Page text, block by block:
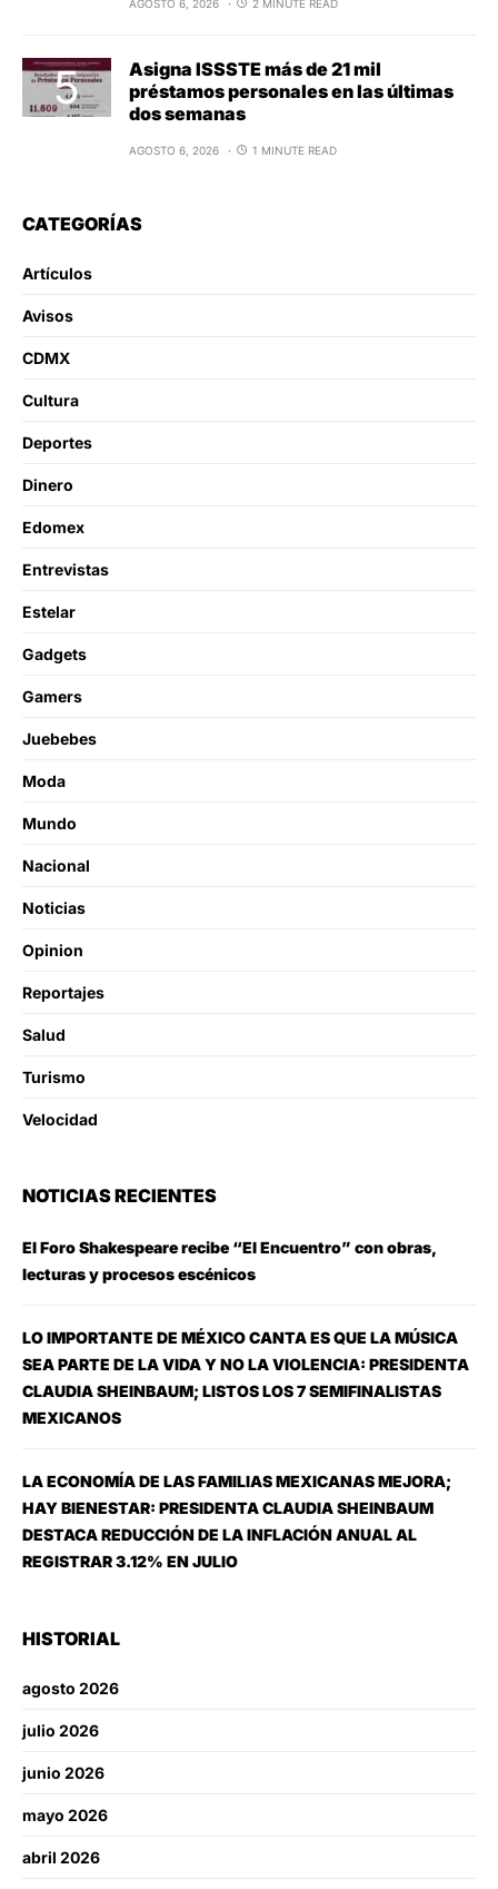
AGOSTO 6, 2026 2 MINUTE READ
Asigna ISSSTE más de 21 mil
préstamos personales en las últimas
dos semanas
AGOSTO 6, 2026 1 MINUTE READ
CATEGORÍAS
Artículos
Avisos
CDMX
Cultura
Deportes
Dinero
Edomex
Entrevistas
Estelar
Gadgets
Gamers
Juebebes
Moda
Mundo
Nacional
Noticias
Opinion
Reportajes
Salud
Turismo
Velocidad
NOTICIAS RECIENTES
El Foro Shakespeare recibe “El Encuentro” con obras,
lecturas y procesos escénicos
LO IMPORTANTE DE MÉXICO CANTA ES QUE LA MÚSICA
SEA PARTE DE LA VIDA Y NO LA VIOLENCIA: PRESIDENTA
CLAUDIA SHEINBAUM; LISTOS LOS 7 SEMIFINALISTAS
MEXICANOS
LA ECONOMÍA DE LAS FAMILIAS MEXICANAS MEJORA;
HAY BIENESTAR: PRESIDENTA CLAUDIA SHEINBAUM
DESTACA REDUCCIÓN DE LA INFLACIÓN ANUAL AL
REGISTRAR 3.12% EN JULIO
HISTORIAL
agosto 2026
julio 2026
junio 2026
mayo 2026
abril 2026